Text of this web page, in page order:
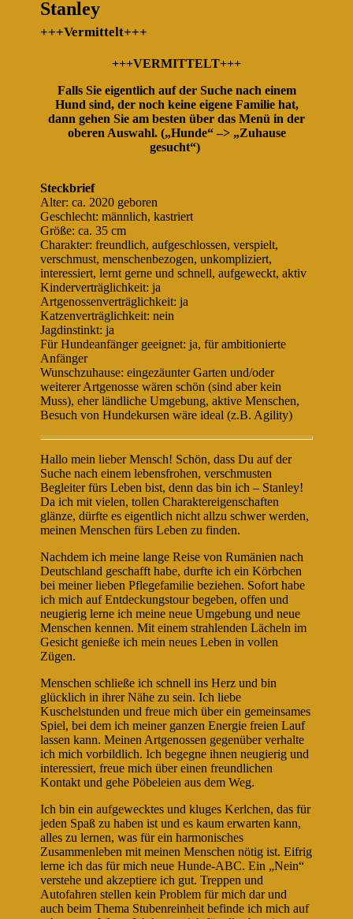
Stanley
+++Vermittelt+++
+++VERMITTELT+++
Falls Sie eigentlich auf der Suche nach einem
Hund sind, der noch keine eigene Familie hat,
dann gehen Sie am besten über das Menü in der
oberen Auswahl. („Hunde“ –> „Zuhause
gesucht“)
Steckbrief
Alter: ca. 2020 geboren
Geschlecht: männlich, kastriert
Größe: ca. 35 cm
Charakter: freundlich, aufgeschlossen, verspielt,
verschmust, menschenbezogen, unkompliziert,
interessiert, lernt gerne und schnell, aufgeweckt, aktiv
Kinderverträglichkeit: ja
Artgenossenverträglichkeit: ja
Katzenverträglichkeit: nein
Jagdinstinkt: ja
Für Hundeanfänger geeignet: ja, für ambitionierte
Anfänger
Wunschzuhause: eingezäunter Garten und/oder
weiterer Artgenosse wären schön (sind aber kein
Muss), eher ländliche Umgebung, aktive Menschen,
Besuch von Hundekursen wäre ideal (z.B. Agility)
Hallo mein lieber Mensch! Schön, dass Du auf der
Suche nach einem lebensfrohen, verschmusten
Begleiter fürs Leben bist, denn das bin ich – Stanley!
Da ich mit vielen, tollen Charaktereigenschaften
glänze, dürfte es eigentlich nicht allzu schwer werden,
meinen Menschen fürs Leben zu finden.
Nachdem ich meine lange Reise von Rumänien nach
Deutschland geschafft habe, durfte ich ein Körbchen
bei meiner lieben Pflegefamilie beziehen. Sofort habe
ich mich auf Entdeckungstour begeben, offen und
neugierig lerne ich meine neue Umgebung und neue
Menschen kennen. Mit einem strahlenden Lächeln im
Gesicht genieße ich mein neues Leben in vollen
Zügen.
Menschen schließe ich schnell ins Herz und bin
glücklich in ihrer Nähe zu sein. Ich liebe
Kuschelstunden und freue mich über ein gemeinsames
Spiel, bei dem ich meiner ganzen Energie freien Lauf
lassen kann. Meinen Artgenossen gegenüber verhalte
ich mich vorbildlich. Ich begegne ihnen neugierig und
interessiert, freue mich über einen freundlichen
Kontakt und gehe Pöbeleien aus dem Weg.
Ich bin ein aufgewecktes und kluges Kerlchen, das für
jeden Spaß zu haben ist und es kaum erwarten kann,
alles zu lernen, was für ein harmonisches
Zusammenleben mit meinen Menschen nötig ist. Eifrig
lerne ich das für mich neue Hunde-ABC. Ein „Nein“
verstehe und akzeptiere ich gut. Treppen und
Autofahren stellen kein Problem für mich dar und
auch beim Thema Stubenreinheit befinde ich mich auf